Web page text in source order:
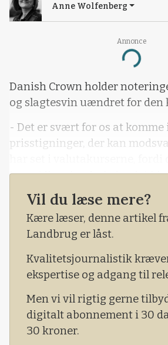
Annonce
Loading...
Anne Wolfenberg
Danish Crown holder
og slagtesvin uændret for den
- Det er svært for os at komme
prisstigninger, der kan
lagre i flere lande, lyder det
Fischer Larsen, der er
Crown i slagteriets seneste
Vil du læse mere?
Kære læser, denne artikel
Landbrug er låst.
Kvalitetsjournalistik
ekspertise og adgang til
Men vi vil rigtig gerne
digitalt abonnement i 30
30 kroner.